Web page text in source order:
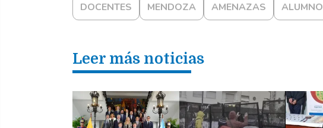
DOCENTES MENDOZA AMENAZAS ALUMNO
Leer más noticias